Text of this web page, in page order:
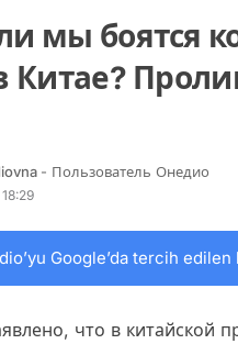
мы боятся
Китае?
- Пользователь Онедио
Google’da tercih
что в китайской